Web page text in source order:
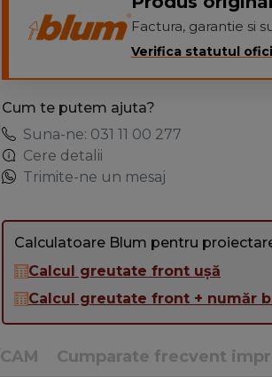
Factura, garantie si
Verifica statutul
Cum te putem ajuta?
Suna-ne: 031 11 00 277
Cere detalii
Trimite-ne un mesaj
Calculatoare Blum pentru
Calcul greutate front ușă
Calcul greutate front + număr
Cumparate frecvent